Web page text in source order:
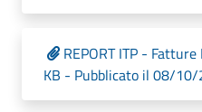
REPORT ITP -
KB - Pubblicato il 08/